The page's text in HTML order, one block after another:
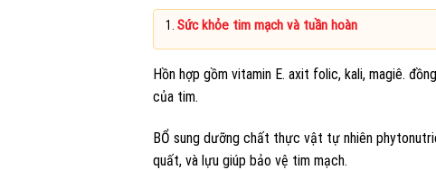
Sức khỏe tim mạch và tuần hoàn
Hồn hợp gồm vitamin E. axit folic, kali, magiê.
của tim.
BỔ sung dưỡng chất thực vật tự nhiên
quất, và lựu giúp bảo vệ tim mạch.